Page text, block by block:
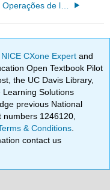
15.3: Operações de laje elevatória
CXone Expertand
Open Textbook Pilot
the UC Davis Library,
Learning Solutions
previous National
1246120,
& Conditions
contact us